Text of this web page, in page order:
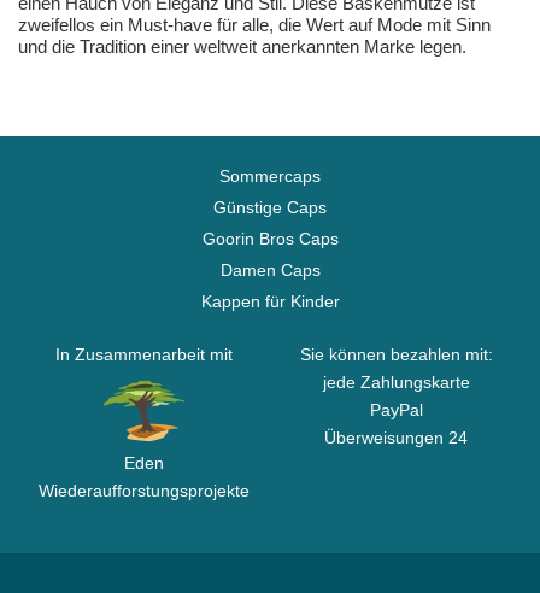
zweifellos ein Must-have für alle, die Wert auf Mode mit Sinn
und die Tradition einer weltweit anerkannten Marke legen.
Sommercaps
Günstige Caps
Goorin Bros Caps
Damen Caps
Kappen für Kinder
In Zusammenarbeit mit
Eden
Wiederaufforstungsprojekte
Sie können bezahlen mit:
jede Zahlungskarte
PayPal
Überweisungen 24